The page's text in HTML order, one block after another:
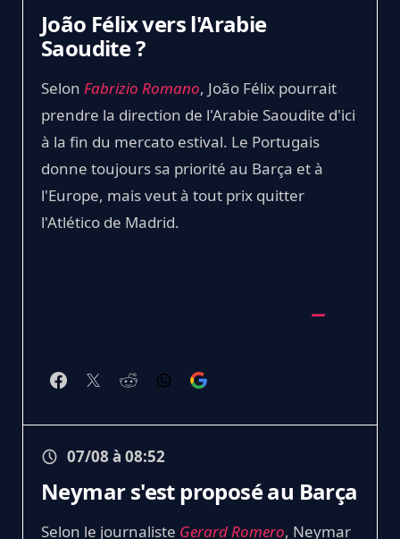
João Félix vers l'Arabie
Saoudite ?
Selon Fabrizio Romano, João Félix pourrait
prendre la direction de l'Arabie Saoudite d'ici
à la fin du mercato estival. Le Portugais
donne toujours sa priorité au Barça et à
l'Europe, mais veut à tout prix quitter
l'Atlético de Madrid.
07/08 à 08:52
Neymar s'est proposé au Barça
Selon le journaliste Gerard Romero, Neymar